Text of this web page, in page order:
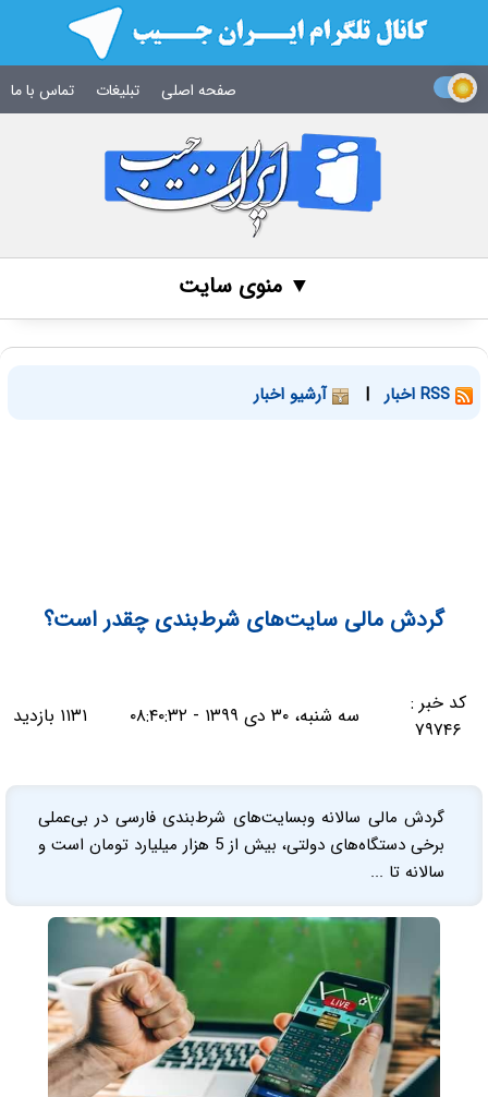
صفحه اصلی تبلیغات تماس با ما
▼ منوی سایت
| آرشیو اخبار
گردش مالی سایت‌های شرط‌بندی چقدر است؟
کد خبر :
۷۹۷۴۶
سه شنبه، ۳۰ دی ۱۳۹۹ - ۰۸:۴۰:۳۲ ۱۱۳۱ بازدید
گردش مالی سالانه وبسایت‌های شرط‌بندی فارسی در بی‌عملی
برخی دستگاه‌های دولتی، بیش از 5 هزار میلیارد تومان است و
سالانه تا ...